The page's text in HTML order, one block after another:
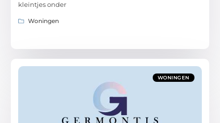
kleintjes onder
Woningen
WONINGEN